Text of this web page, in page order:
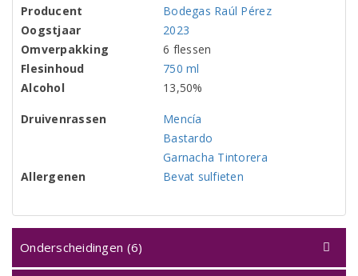
Producent
Bodegas Raúl Pérez
Oogstjaar
2023
Omverpakking
6 flessen
Flesinhoud
750 ml
Alcohol
13,50%
Druivenrassen
Mencía
Bastardo
Garnacha Tintorera
Allergenen
Bevat sulfieten
Onderscheidingen (6)